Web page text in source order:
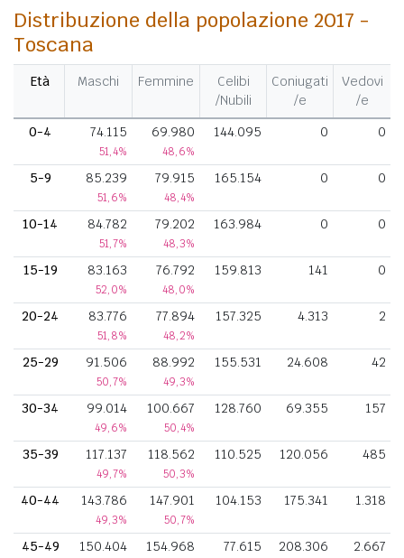
Distribuzione della popolazione 2017 -
Toscana
Età Maschi Femmine
Celibi
/Nubili
Coniugati
/e
Vedovi
/e
0-4 74.115
51,4%
69.980
48,6%
144.095 0 0
5-9 85.239
51,6%
79.915
48,4%
165.154 0 0
10-14 84.782
51,7%
79.202
48,3%
163.984 0 0
15-19 83.163
52,0%
76.792
48,0%
159.813 141 0
20-24 83.776
51,8%
77.894
48,2%
157.325 4.313 2
25-29 91.506
50,7%
88.992
49,3%
155.531 24.608 42
30-34 99.014
49,6%
100.667
50,4%
128.760 69.355 157
35-39 117.137
49,7%
118.562
50,3%
110.525 120.056 485
40-44 143.786
49,3%
147.901
50,7%
104.153 175.341 1.318
45-49 150.404 154.968 77.615 208.306 2.667